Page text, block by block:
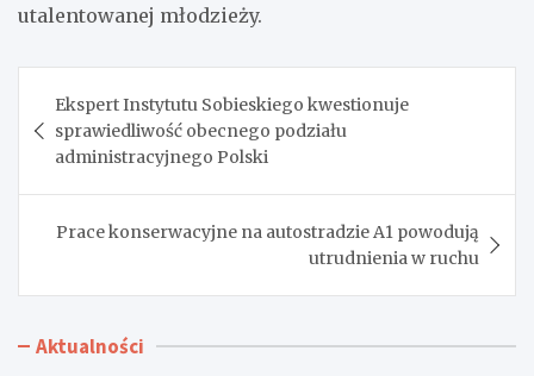
utalentowanej młodzieży.
wpisu
Ekspert Instytutu Sobieskiego kwestionuje
sprawiedliwość obecnego podziału
administracyjnego Polski
Prace konserwacyjne na autostradzie A1 powodują
utrudnienia w ruchu
Aktualności